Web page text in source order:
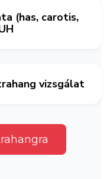
(has, carotis,
vizsgálat